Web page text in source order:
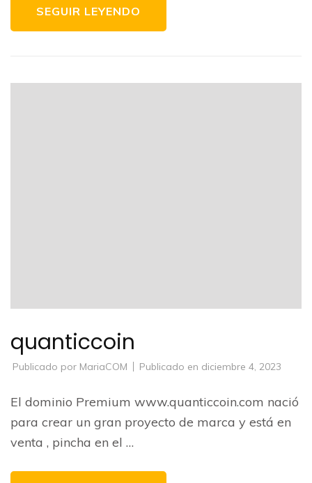
SEGUIR LEYENDO
quanticcoin
Publicado por MariaCOM Publicado en diciembre 4, 2023
El dominio Premium www.quanticcoin.com nació
para crear un gran proyecto de marca y está en
venta , pincha en el …